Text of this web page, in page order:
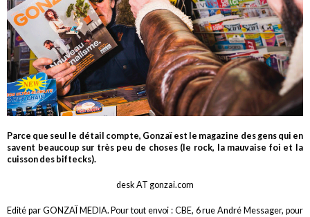
Parce que seul le détail compte, Gonzaï est le magazine des gens qui en
savent beaucoup sur très peu de choses (le rock, la mauvaise foi et la
cuisson des biftecks).
desk AT gonzai.com
Edité par GONZAÏ MEDIA. Pour tout envoi : CBE, 6 rue André Messager, pour